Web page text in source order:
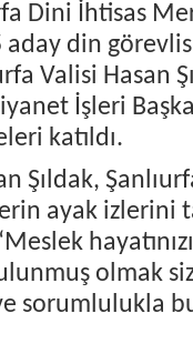
Dini İhtisas
aday din
Valisi Hasan
İşleri
katıldı.
Şıldak,
ayak izlerini
olmak
sorumlulukla